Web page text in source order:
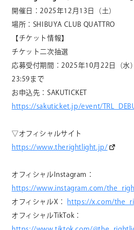
開催日： 2025年12 月 13 日（土）
場所： SHIBUYA CLUB QUATTRO
【チケット情報】
チケット二次抽選
応募受付期間： 2025年10月 22 日（水
23:59まで
お申込先： SAKUTICKET
https://sakuticket.jp/event/
▽オフィシャルサイト
https://www.therightlight.jp/
オフィシャル Instagram ：
https://www.instagram.com/
オフィシャルX ：
https://x.com/
オフィシャル TikTok ：